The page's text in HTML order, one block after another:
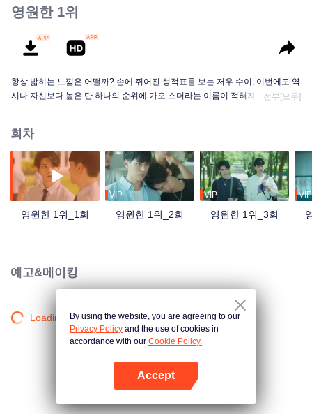
영원한 1위
항상 밟히는 느낌은 어떨까? 손에 쥐어진 성적표를 보는 저우 수이, 이번에도 역
시나 자신보다 높은 단 하나의 순위에 가오 스더라는 이름이 적혀져있다. 저우
위]로 전락한 저우 수이... 어느덧 다가온 고3, 저우 수이는 대학교에 가면 가오
스더를 부딪힐 일이 없을 거라며 몰래 미소를 짓는다. 기쁜 마음으로 대학교에
들어간 저우 수이는 재차 좋아하는 수영부에 가입하며 떠받들리는 삶을 누린다.
하지만 웬걸 졸업 직전에 맞이하는 신입생 대결에서 가오 스더를 볼 줄이야! 가
오 스더의 출연으로 인해 자기가 짝사랑하는 선배 앞에서 우승을 하기는 커녕
고-싶-다! 게다가 그 선배는 자기가 젤 좋아하는 친구랑 사귀고 있는 걸 본 저우
전부[모두]
회차
영원한 1위_1회
VIP
영원한 1위_2회
VIP
영원한 1위_3회
VIP
예고&메이킹
Loading…By using the website, you are agreeing to our
Privacy Policy and the use of cookies in
accordance with our Cookie Policy.
Accept